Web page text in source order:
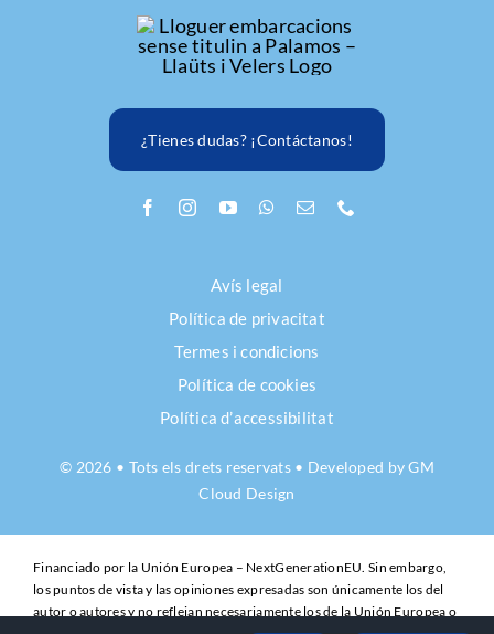
¿Tienes dudas? ¡Contáctanos!
Avís legal
Política de privacitat
Termes i condicions
Política de cookies
Política d’accessibilitat
© 2026 • Tots els drets reservats • Developed byGM
Cloud Design
Financiado por la Unión Europea – NextGenerationEU. Sin embargo,
los puntos de vista y las opiniones expresadas son únicamente los del
autor o autores y no reflejan necesariamente los de la Unión Europea o